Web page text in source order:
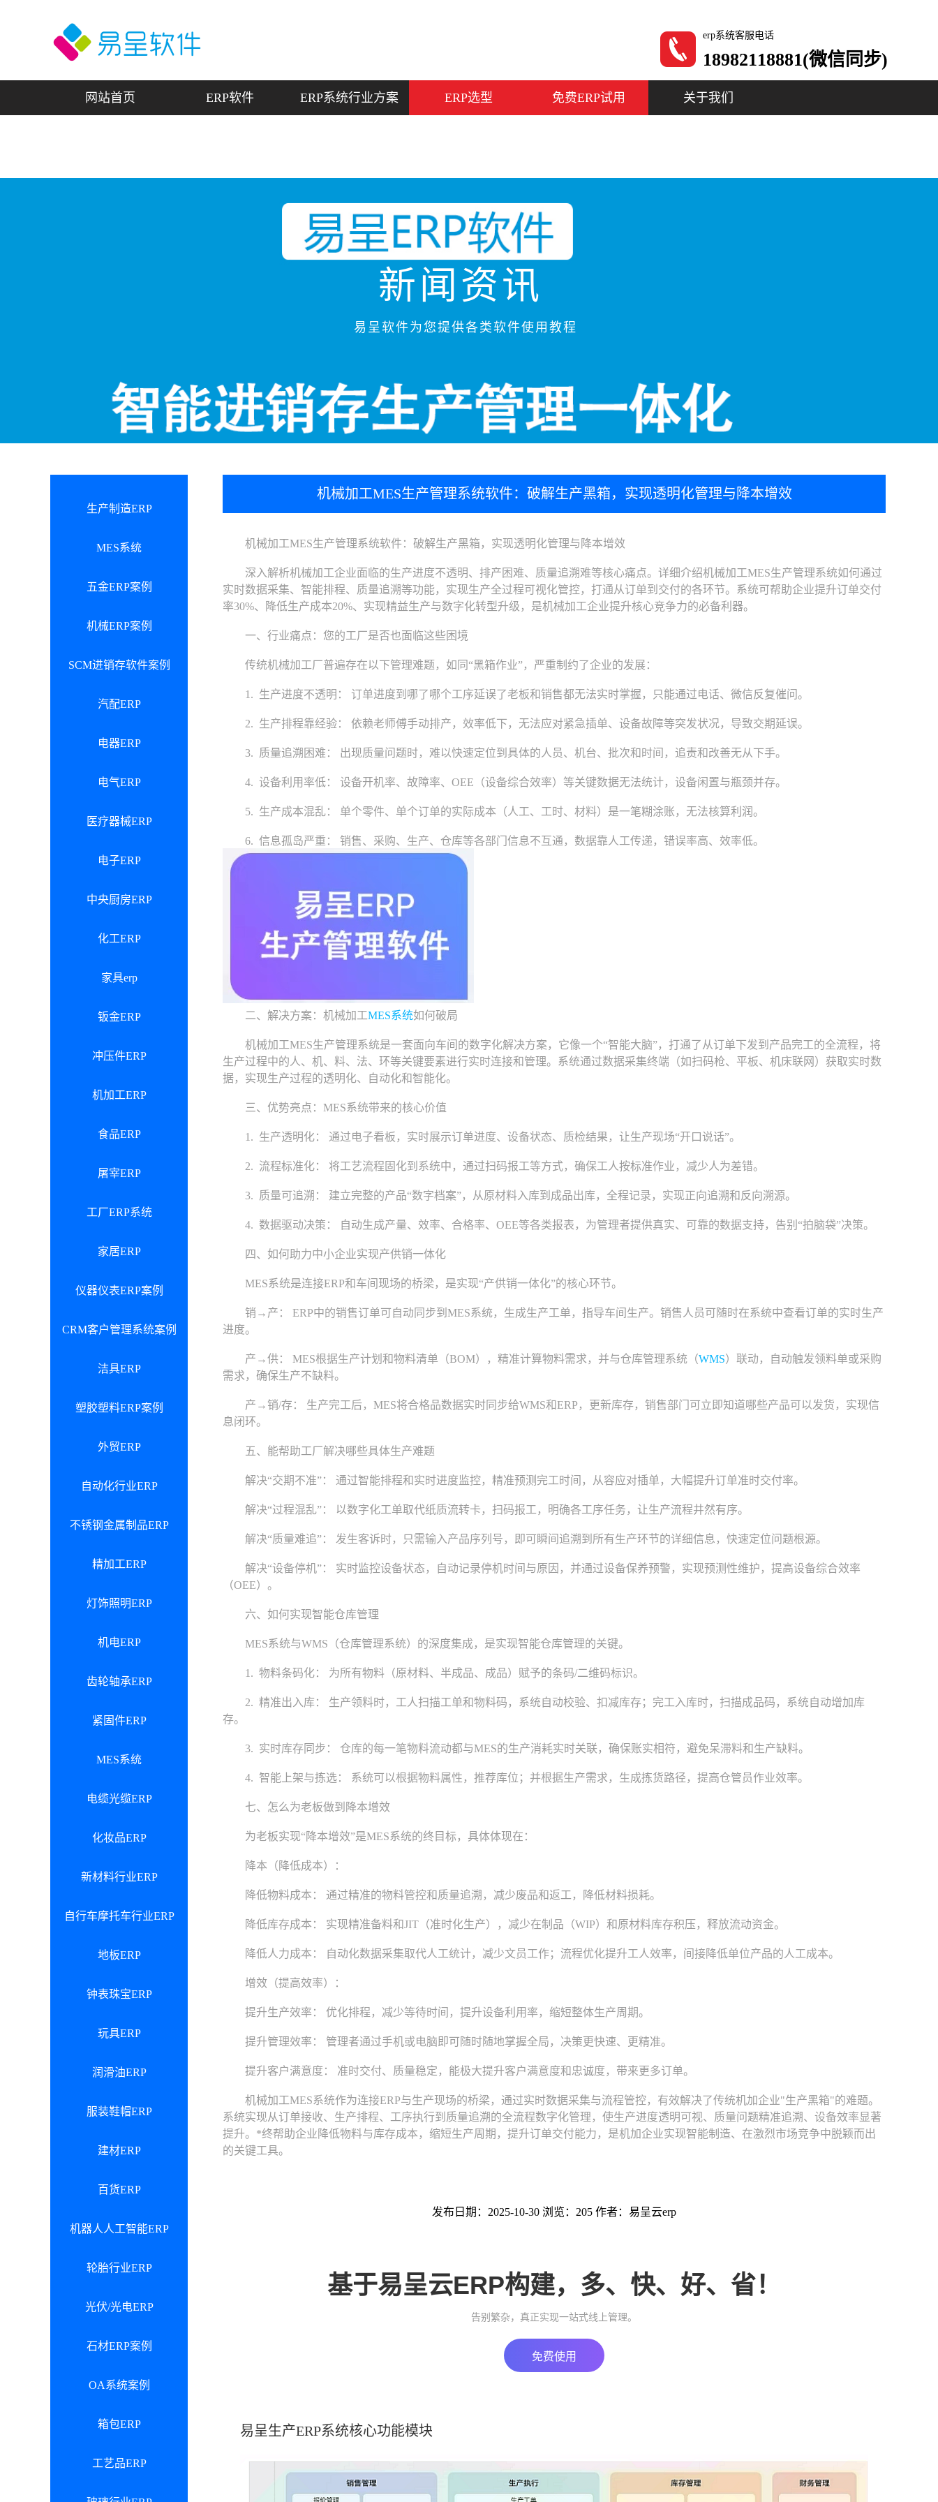
erp系统客服电话
18982118881(微信同步)
网站首页 ERP软件 ERP系统行业方案 ERP选型 免费ERP试用 关于我们
新闻资讯
易呈软件为您提供各类软件使用教程
生产制造ERP
MES系统
五金ERP案例
机械ERP案例
SCM进销存软件案例
汽配ERP
电器ERP
电气ERP
医疗器械ERP
电子ERP
中央厨房ERP
化工ERP
家具erp
钣金ERP
冲压件ERP
机加工ERP
食品ERP
屠宰ERP
工厂ERP系统
家居ERP
仪器仪表ERP案例
CRM客户管理系统案例
洁具ERP
塑胶塑料ERP案例
外贸ERP
自动化行业ERP
不锈钢金属制品ERP
精加工ERP
灯饰照明ERP
机电ERP
齿轮轴承ERP
紧固件ERP
MES系统
电缆光缆ERP
化妆品ERP
新材料行业ERP
自行车摩托车行业ERP
地板ERP
钟表珠宝ERP
玩具ERP
润滑油ERP
服装鞋帽ERP
建材ERP
百货ERP
机器人人工智能ERP
轮胎行业ERP
光伏/光电ERP
石材ERP案例
OA系统案例
箱包ERP
工艺品ERP
机械加工MES生产管理系统软件：破解生产黑箱，实现透明化管理与降本增效
机械加工MES生产管理系统软件：破解生产黑箱，实现透明化管理与降本增效
深入解析机械加工企业面临的生产进度不透明、排产困难、质量追溯难等核心痛点。详细介绍机械加工MES生产管理系统如何通过
实时数据采集、智能排程、质量追溯等功能，实现生产全过程可视化管控，打通从订单到交付的各环节。系统可帮助企业提升订单交付
率30%、降低生产成本20%、实现精益生产与数字化转型升级，是机械加工企业提升核心竞争力的必备利器。
一、行业痛点：您的工厂是否也面临这些困境
传统机械加工厂普遍存在以下管理难题，如同“黑箱作业”，严重制约了企业的发展：
1. 生产进度不透明： 订单进度到哪了哪个工序延误了老板和销售都无法实时掌握，只能通过电话、微信反复催问。
2. 生产排程靠经验： 依赖老师傅手动排产，效率低下，无法应对紧急插单、设备故障等突发状况，导致交期延误。
3. 质量追溯困难： 出现质量问题时，难以快速定位到具体的人员、机台、批次和时间，追责和改善无从下手。
4. 设备利用率低： 设备开机率、故障率、OEE（设备综合效率）等关键数据无法统计，设备闲置与瓶颈并存。
5. 生产成本混乱： 单个零件、单个订单的实际成本（人工、工时、材料）是一笔糊涂账，无法核算利润。
6. 信息孤岛严重： 销售、采购、生产、仓库等各部门信息不互通，数据靠人工传递，错误率高、效率低。
二、解决方案：机械加工MES系统如何破局
机械加工MES生产管理系统是一套面向车间的数字化解决方案，它像一个“智能大脑”，打通了从订单下发到产品完工的全流程，将
生产过程中的人、机、料、法、环等关键要素进行实时连接和管理。系统通过数据采集终端（如扫码枪、平板、机床联网）获取实时数
据，实现生产过程的透明化、自动化和智能化。
三、优势亮点：MES系统带来的核心价值
1. 生产透明化： 通过电子看板，实时展示订单进度、设备状态、质检结果，让生产现场“开口说话”。
2. 流程标准化： 将工艺流程固化到系统中，通过扫码报工等方式，确保工人按标准作业，减少人为差错。
3. 质量可追溯： 建立完整的产品“数字档案”，从原材料入库到成品出库，全程记录，实现正向追溯和反向溯源。
4. 数据驱动决策： 自动生成产量、效率、合格率、OEE等各类报表，为管理者提供真实、可靠的数据支持，告别“拍脑袋”决策。
四、如何助力中小企业实现产供销一体化
MES系统是连接ERP和车间现场的桥梁，是实现“产供销一体化”的核心环节。
销→产： ERP中的销售订单可自动同步到MES系统，生成生产工单，指导车间生产。销售人员可随时在系统中查看订单的实时生产
进度。
产→供： MES根据生产计划和物料清单（BOM），精准计算物料需求，并与仓库管理系统（WMS）联动，自动触发领料单或采购
需求，确保生产不缺料。
产→销/存： 生产完工后，MES将合格品数据实时同步给WMS和ERP，更新库存，销售部门可立即知道哪些产品可以发货，实现信
息闭环。
五、能帮助工厂解决哪些具体生产难题
解决“交期不准”： 通过智能排程和实时进度监控，精准预测完工时间，从容应对插单，大幅提升订单准时交付率。
解决“过程混乱”： 以数字化工单取代纸质流转卡，扫码报工，明确各工序任务，让生产流程井然有序。
解决“质量难追”： 发生客诉时，只需输入产品序列号，即可瞬间追溯到所有生产环节的详细信息，快速定位问题根源。
解决“设备停机”： 实时监控设备状态，自动记录停机时间与原因，并通过设备保养预警，实现预测性维护，提高设备综合效率
（OEE）。
六、如何实现智能仓库管理
MES系统与WMS（仓库管理系统）的深度集成，是实现智能仓库管理的关键。
1. 物料条码化： 为所有物料（原材料、半成品、成品）赋予的条码/二维码标识。
2. 精准出入库： 生产领料时，工人扫描工单和物料码，系统自动校验、扣减库存；完工入库时，扫描成品码，系统自动增加库
存。
3. 实时库存同步： 仓库的每一笔物料流动都与MES的生产消耗实时关联，确保账实相符，避免呆滞料和生产缺料。
4. 智能上架与拣选： 系统可以根据物料属性，推荐库位；并根据生产需求，生成拣货路径，提高仓管员作业效率。
七、怎么为老板做到降本增效
为老板实现“降本增效”是MES系统的终目标，具体体现在：
降本（降低成本）：
降低物料成本： 通过精准的物料管控和质量追溯，减少废品和返工，降低材料损耗。
降低库存成本： 实现精准备料和JIT（准时化生产），减少在制品（WIP）和原材料库存积压，释放流动资金。
降低人力成本： 自动化数据采集取代人工统计，减少文员工作；流程优化提升工人效率，间接降低单位产品的人工成本。
增效（提高效率）：
提升生产效率： 优化排程，减少等待时间，提升设备利用率，缩短整体生产周期。
提升管理效率： 管理者通过手机或电脑即可随时随地掌握全局，决策更快速、更精准。
提升客户满意度： 准时交付、质量稳定，能极大提升客户满意度和忠诚度，带来更多订单。
机械加工MES系统作为连接ERP与生产现场的桥梁，通过实时数据采集与流程管控，有效解决了传统机加企业"生产黑箱"的难题。
系统实现从订单接收、生产排程、工序执行到质量追溯的全流程数字化管理，使生产进度透明可视、质量问题精准追溯、设备效率显著
提升。*终帮助企业降低物料与库存成本，缩短生产周期，提升订单交付能力，是机加企业实现智能制造、在激烈市场竞争中脱颖而出
的关键工具。
发布日期：2025-10-30 浏览：205 作者：易呈云erp
基于易呈云ERP构建，多、快、好、省！
告别繁杂，真正实现一站式线上管理。
免费使用
易呈生产ERP系统核心功能模块